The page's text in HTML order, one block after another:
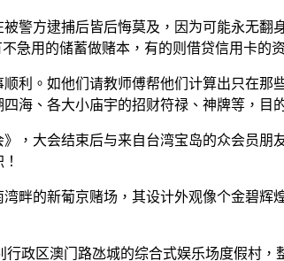
警方逮捕后皆后悔莫及，因为可能永无翻
急用的储蓄做赌本，有的则借贷信用卡的
。如他们请教师傅帮他们计算出只在那
海、各大小庙宇的招财符禄、神牌等，目
，大会结束后与来自台湾宝岛的众会员
畔的新葡京赌场，其设计外观像个金碧
政区澳门路氹城的综合式娱乐场度假村